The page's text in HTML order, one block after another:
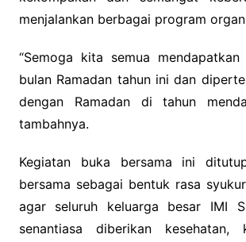
menjalankan berbagai program
“Semoga kita semua
bulan Ramadan tahun ini dan
dengan Ramadan di tahun
tambahnya.
Kegiatan buka bersama ini
bersama sebagai bentuk rasa
agar seluruh keluarga besar IMI
senantiasa diberikan kesehatan,